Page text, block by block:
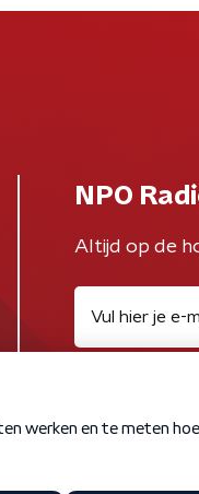
NPO
Altijd op de